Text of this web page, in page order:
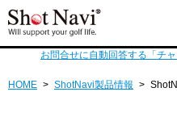
お問合せに自動回答する「チ
HOME > ShotNavi製品情報 >